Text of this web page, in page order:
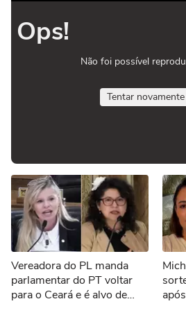
Ops!
Não foi possível
Tentar novamente
Vereadora do PL manda
parlamentar do PT voltar
para o Ceará e é alvo de